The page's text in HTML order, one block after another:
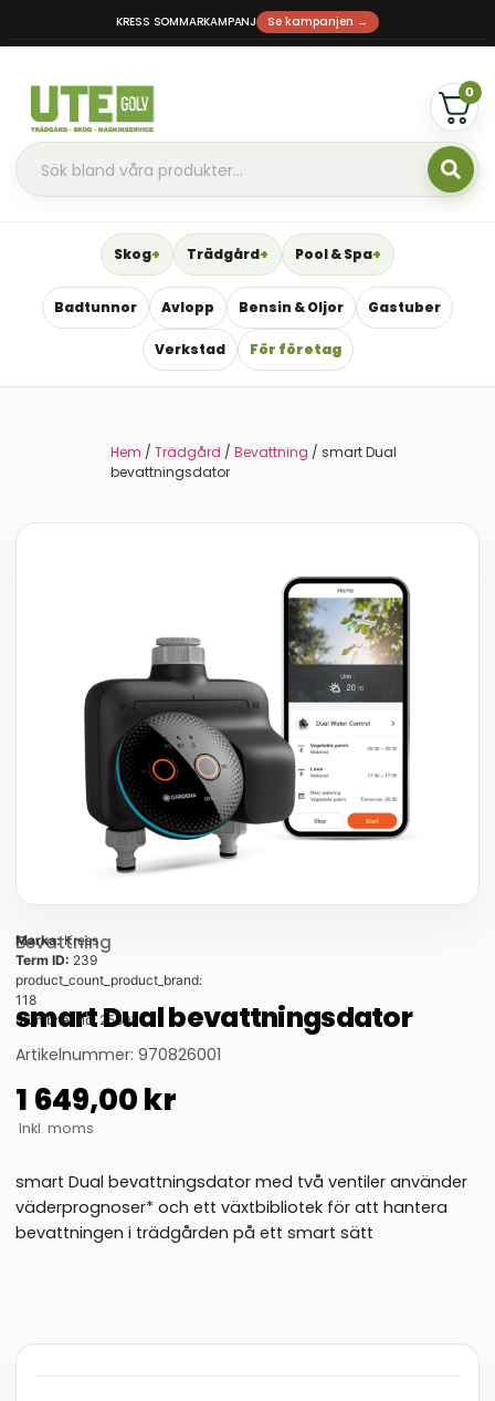
KRESS SOMMARKAMPANJ Se kampanjen →
0
Skog Trädgård Pool & Spa
Badtunnor Avlopp Bensin & Oljor Gastuber
Verkstad För företag
Hem / Trädgård / Bevattning / smart Dual
bevattningsdator
Bevattning
Marka:Kress
Term ID: 239
product_count_product_brand:
118
thumbnail_id: 25593
smart Dual bevattningsdator
Artikelnummer: 970826001
1 649,00kr
Inkl. moms
smart Dual bevattningsdator med två ventiler använder
väderprognoser* och ett växtbibliotek för att hantera
bevattningen i trädgården på ett smart sätt